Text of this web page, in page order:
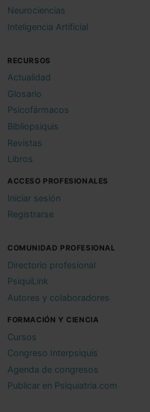
Neurociencias
Inteligencia Artificial
RECURSOS
Actualidad
Glosario
Psicofármacos
Bibliopsiquis
Revistas
Libros
ACCESO PROFESIONALES
Iniciar sesión
Registrarse
COMUNIDAD PROFESIONAL
Directorio profesional
PsiquiLink
Autores y colaboradores
FORMACIÓN Y CIENCIA
Cursos
Congreso Interpsiquis
Agenda de congresos
Publicar en Psiquiatria.com